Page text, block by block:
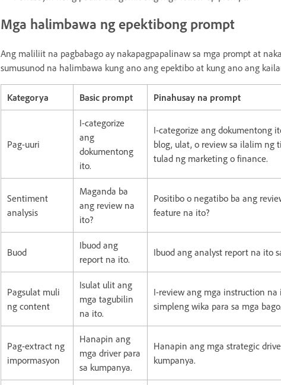
Mga halimbawa ng epektibong prompt
Ang maliliit na pagbabago ay nakapagpapalinaw sa mga prompt at
sumusunod na halimbawa kung ano ang epektibo at kung ano ang
Kategorya Basic prompt Pinahusay na prompt
Pag-uuri
I-categorize
ang
dokumentong
ito.
I-categorize ang dokumentong
blog, ulat, o review sa ilalim ng
tulad ng marketing o finance.
Sentiment
analysis
Maganda ba
ang review na
ito?
Positibo o negatibo ba ang
feature na ito?
Buod
Ibuod ang
report na ito.
Ibuod ang analyst report na ito
Pagsulat muli
ng content
Isulat ulit ang
mga tagubilin
na ito.
I-review ang mga instruction na
simpleng wika para sa mga bago.
Pag-extract ng
impormasyon
Hanapin ang
mga driver para
sa kumpanya.
Hanapin ang mga strategic
kumpanya.